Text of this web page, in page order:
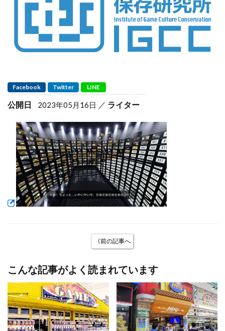
Facebook Twitter LINE
公開日 2023年05月16日 ライター
《前の記事へ
こんな記事がよく読まれています